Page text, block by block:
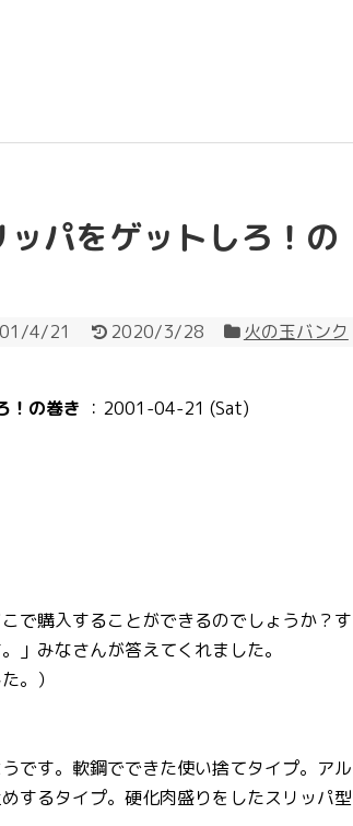
パをゲットしろ！の
4/21 2020/3/28 火の玉バンク
！の巻き ：2001-04-21 (Sat)
で購入することができるのでしょうか？す
」みなさんが答えてくれました。
。）
です。軟鋼でできた使い捨てタイプ。アル
するタイプ。硬化肉盛りをしたスリッパ型